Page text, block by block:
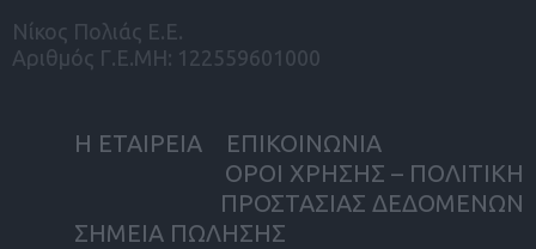
Νίκος Πολιάς Ε.Ε.
Αριθμός Γ.Ε.ΜΗ: 122559601000
Η ΕΤΑΙΡΕΙΑ
ΕΠΙΚΟΙΝΩΝΙΑ
ΟΡΟΙ ΧΡΗΣΗΣ – ΠΟΛΙΤΙΚΗ
ΠΡΟΣΤΑΣΙΑΣ ΔΕΔΟΜΕΝΩΝ
ΣΗΜΕΙΑ ΠΩΛΗΣΗΣ